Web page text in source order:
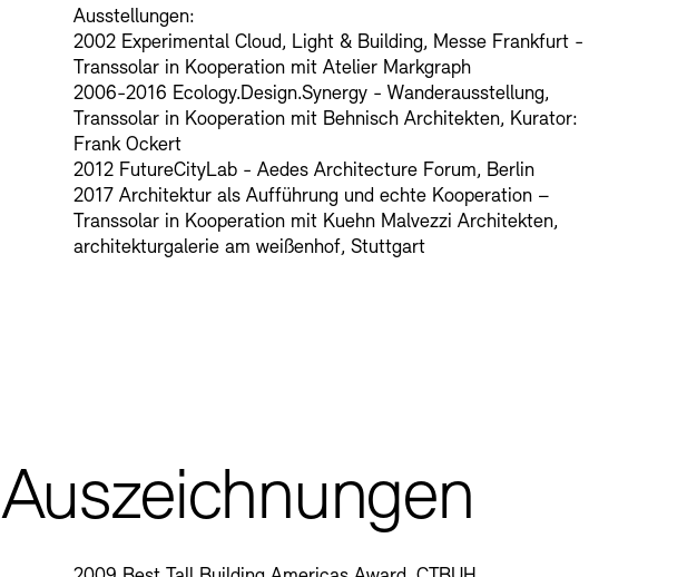
Ausstellungen:
2002 Experimental Cloud, Light & Building, Messe Frankfurt -
Transsolar in Kooperation mit Atelier Markgraph
2006-2016 Ecology.Design.Synergy - Wanderausstellung,
Transsolar in Kooperation mit Behnisch Architekten, Kurator:
Frank Ockert
2012 FutureCityLab - Aedes Architecture Forum, Berlin
2017 Architektur als Aufführung und echte Kooperation –
Transsolar in Kooperation mit Kuehn Malvezzi Architekten,
architekturgalerie am weißenhof, Stuttgart
Auszeichnungen